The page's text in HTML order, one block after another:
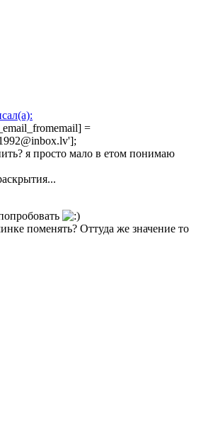
=
я просто мало в етом понимаю
поменять? Оттуда же значение то